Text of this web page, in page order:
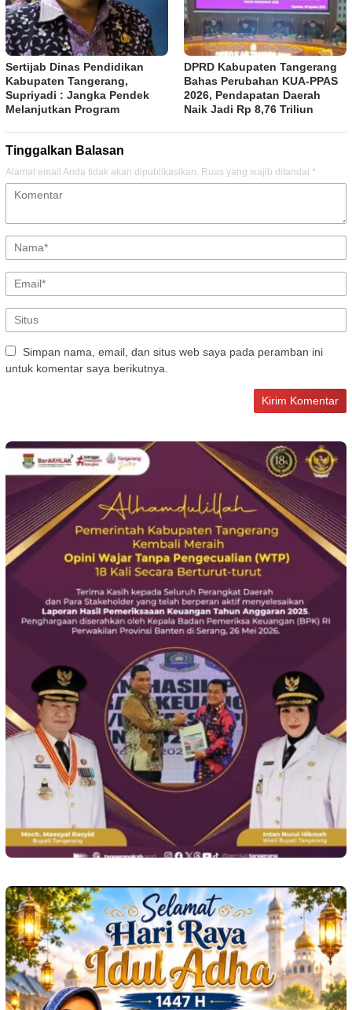
Sertijab Dinas Pendidikan
Kabupaten Tangerang,
Supriyadi : Jangka Pendek
Melanjutkan Program
DPRD Kabupaten Tangerang
Bahas Perubahan KUA-PPAS
2026, Pendapatan Daerah
Naik Jadi Rp 8,76 Triliun
Tinggalkan Balasan
Alamat email Anda tidak akan dipublikasikan. Ruas yang wajib ditandai *
Simpan nama, email, dan situs web saya pada peramban ini
untuk komentar saya berikutnya.